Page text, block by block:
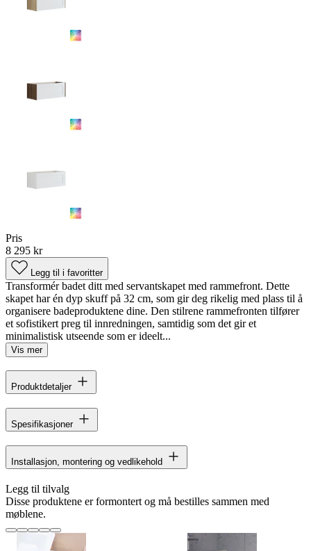
Pris
8 295 kr
Legg til i favoritter
Transformér badet ditt med servantskapet med rammefront. Dette
skapet har én dyp skuff på 32 cm, som gir deg rikelig med plass til å
organisere badeproduktene dine. Den stilrene rammefronten tilfører
et sofistikert preg til innredningen, samtidig som det gir et
minimalistisk utseende som er ideelt...
Vis mer
Produktdetaljer
Spesifikasjoner
Installasjon, montering og vedlikehold
Legg til tilvalg
Disse produktene er formontert og må bestilles sammen med
møblene.